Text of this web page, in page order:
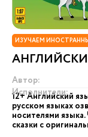
ИЗУЧАЕМ
Автор:
Исполнители:
12+ Английский
русском языках
носителями
сказки с